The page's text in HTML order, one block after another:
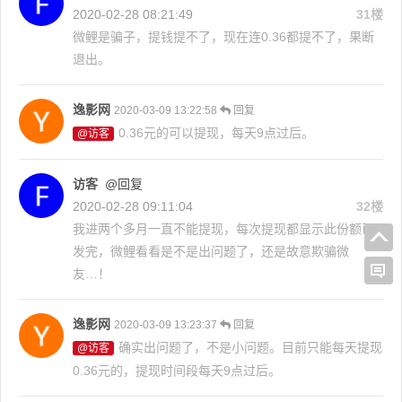
2020-02-28 08:21:49
31楼
微鲤是骗子，提钱提不了，现在连0.36都提不了，果断
退出。
逸影网 2020-03-09 13:22:58
回复
@访客
0.36元的可以提现，每天9点过后。
访客 @回复
2020-02-28 09:11:04
32楼
我进两个多月一直不能提现，每次提现都显示此份额已
发完，微鲤看看是不是出问题了，还是故意欺骗微
友…！
逸影网 2020-03-09 13:23:37
回复
@访客
确实出问题了，不是小问题。目前只能每天提现
0.36元的，提现时间段每天9点过后。